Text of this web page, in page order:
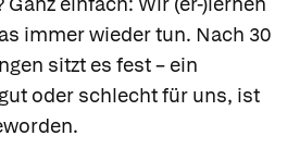
immer wieder tun. Nach 30
sitzt es fest – ein
oder schlecht für uns, ist